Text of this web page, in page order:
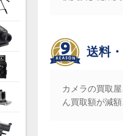
送料
カメラの買取
ん買取額が減